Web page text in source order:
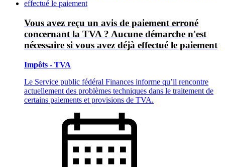
Vous avez reçu un avis de paiement erroné
concernant la TVA ? Aucune démarche n'est
nécessaire si vous avez déjà effectué le paiement
Impôts - TVA
Le Service public fédéral Finances informe qu’il rencontre
actuellement des problèmes techniques dans le traitement de
certains paiements et provisions de TVA.